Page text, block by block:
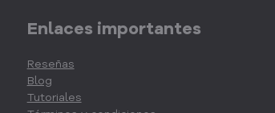
Enlaces importantes
Reseñas
Blog
Tutoriales